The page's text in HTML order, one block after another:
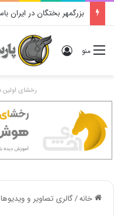
بزرگمهر بختگان در ایران
منو ورود
رخشای اولین
خانه/گالری تصاویر و ویدیوها